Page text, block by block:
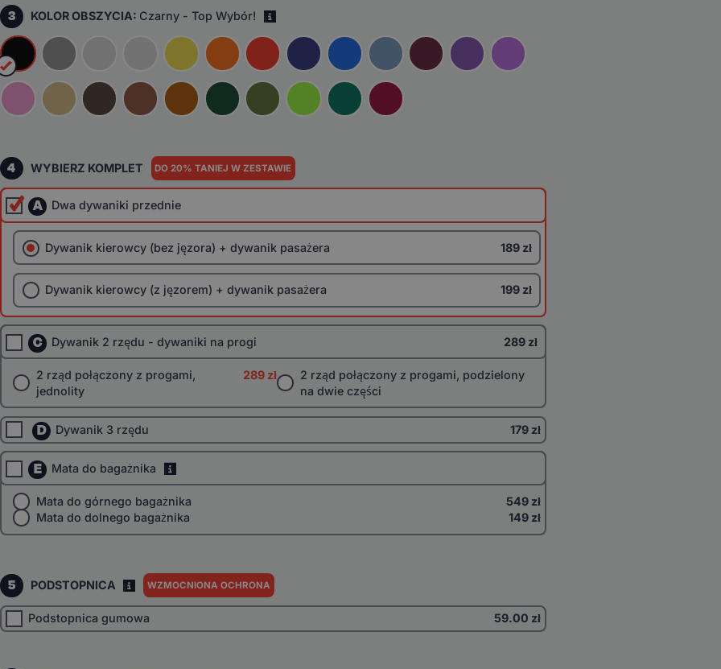
3 KOLOR OBSZYCIA: Czarny - Top Wybór!
4 WYBIERZ KOMPLET DO 20% TANIEJ W ZESTAWIE
A Dwa dywaniki przednie
Dywanik kierowcy (bez jęzora) + dywanik pasażera 189 zł
Dywanik kierowcy (z jęzorem) + dywanik pasażera 199 zł
C Dywanik 2 rzędu - dywaniki na progi 289 zł
2 rząd połączony z progami,
jednolity
289 zł
2 rząd połączony z progami, podzielony
na dwie części
D Dywanik 3 rzędu 179 zł
E Mata do bagażnika
Mata do górnego bagażnika
549 zł
Mata do dolnego bagażnika
149 zł
5 PODSTOPNICA WZMOCNIONA OCHRONA
Podstopnica gumowa 59.00 zł